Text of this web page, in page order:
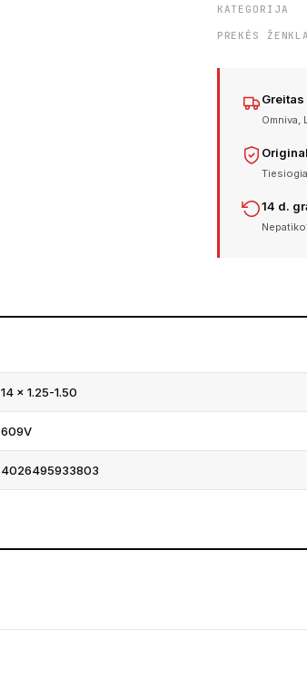
KATEGORIJA
PREKĖS
Omniva,
14 d.
14 × 1.25-1.50
609V
4026495933803